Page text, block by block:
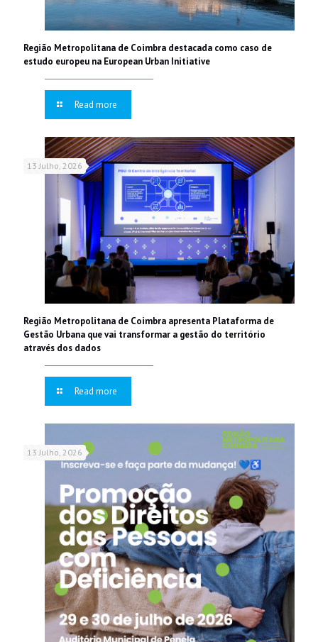
Região Metropolitana de Coimbra destacada como caso de
estudo europeu na European Urban Initiative
Read more
13 Julho, 2026
Região Metropolitana de Coimbra apresenta Plataforma de
Gestão Urbana que vai transformar a gestão do território
através dos dados
Read more
13 Julho, 2026